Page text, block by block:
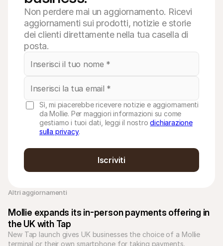
Non perdere mai un aggiornamento. Ricevi
aggiornamenti sui prodotti, notizie e storie
dei clienti direttamente nella tua casella di
posta.
Sì, mi piacerebbe ricevere notizie e aggiornamenti
da Mollie. Per maggiori informazioni su come
gestiamo i tuoi dati, leggi il nostrodichiarazione
sulla privacy.
Iscriviti
Altri aggiornamenti
Mollie expands its in-person payments offering in
the UK with Tap
New Tap launch gives UK businesses the choice of a Mollie
terminal or their own smartphone for taking payments.